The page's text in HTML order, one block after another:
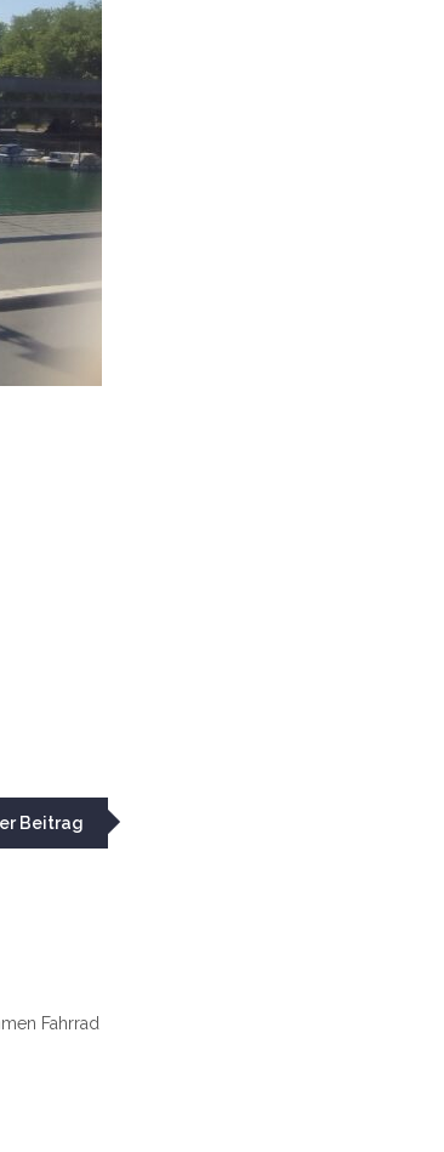
Beitrag
Fahrrad